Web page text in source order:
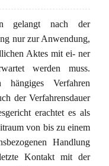
gelangt nach der
nur zur Anwendung,
Aktes mit ei- ner
werden muss.
Verfahren
der Verfahrensdauer
erachtet es als
von bis zu einem
Handlung
Kontakt mit der